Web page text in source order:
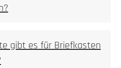
aber immer
auf die vom Hersteller
gibt es für Briefkasten